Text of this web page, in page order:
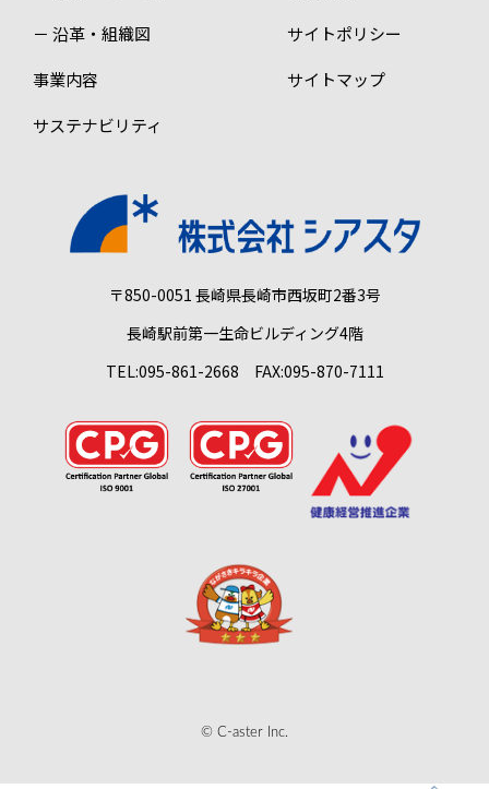
〒850-0051 長崎県長崎市西坂町2番3号
長崎駅前第一生命ビルディング4階
TEL:095-861-2668 FAX:095-870-7111
－ 沿革・組織図
事業内容
サステナビリティ
サイトポリシー
サイトマップ
© C-aster Inc.